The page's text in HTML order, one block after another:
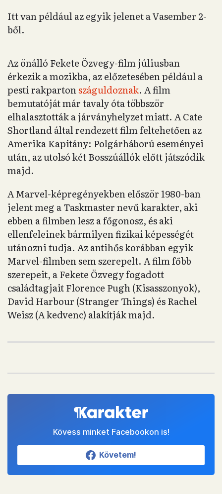
Itt van például az egyik jelenet a Vasember 2-
ből.
Az önálló Fekete Özvegy-film júliusban
érkezik a mozikba, az előzetesében például a
pesti rakpartonszáguldoznak. A film
bemutatóját már tavaly óta többször
elhalasztották a járványhelyzet miatt. A Cate
Shortland által rendezett film feltehetően az
Amerika Kapitány: Polgárháború eseményei
után, az utolsó két Bosszúállók előtt játszódik
majd.
A Marvel-képregényekben először 1980-ban
jelent meg a Taskmaster nevű karakter, aki
ebben a filmben lesz a főgonosz, és aki
ellenfeleinek bármilyen fizikai képességét
utánozni tudja. Az antihős korábban egyik
Marvel-filmben sem szerepelt. A film főbb
szerepeit, a Fekete Özvegy fogadott
családtagjait Florence Pugh (Kisasszonyok),
David Harbour (Stranger Things) és Rachel
Weisz (A kedvenc) alakítják majd.
Kövess minket Facebookon is!
Követem!